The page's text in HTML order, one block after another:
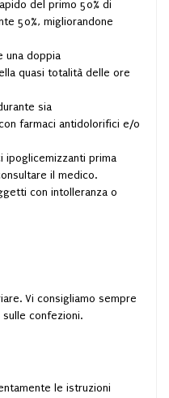
del primo 50% di
50%, migliorandone
una doppia
quasi totalità delle ore
sia
farmaci antidolorifici e/o
ipoglicemizzanti prima
il medico.
con intolleranza o
Vi consigliamo sempre
confezioni.
le istruzioni